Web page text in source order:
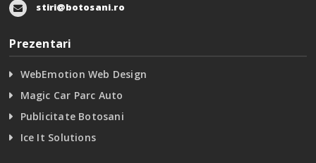
stiri@botosani.ro
Prezentari
WebEmotion Web Design
Magic Car Parc Auto
Publicitate Botosani
Ice It Solutions